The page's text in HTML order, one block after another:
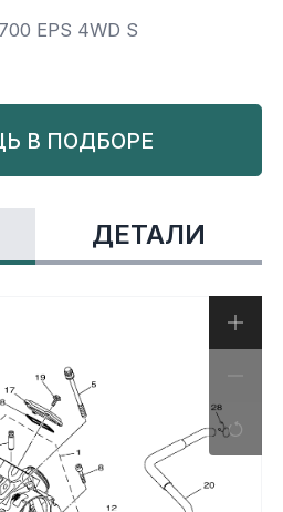
фильтры
гусеницы, коньки
кофры
EPS 4WD S
В ПОДБОРЕ
ДЕТАЛИ